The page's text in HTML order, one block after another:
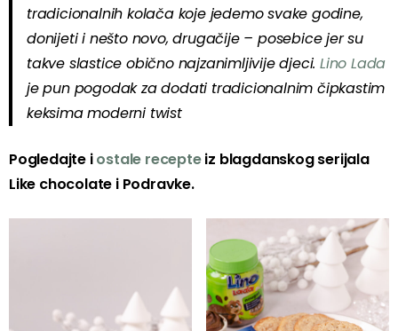
tradicionalnih kolača koje jedemo svake godine,
donijeti i nešto novo, drugačije – posebice jer su
takve slastice obično najzanimljivije djeci.Lino Lada
je pun pogodak za dodati tradicionalnim čipkastim
keksima moderni twist
Pogledajte iostale recepteiz blagdanskog serijala
Like chocolate i Podravke.